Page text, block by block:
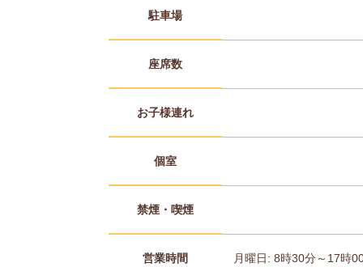
駐車場
座席数
お子様連れ
個室
禁煙・喫煙
営業時間 月曜日: 8時30分～17時